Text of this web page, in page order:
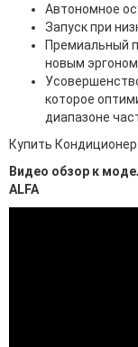
Автономное
Запуск при
Премиальный
новым
которое
диапазоне
Купить
Видео обзор к
ALFA